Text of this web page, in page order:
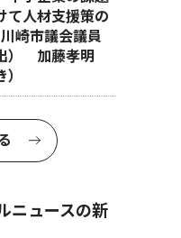
て人材支援策の
崎市議会議員
） 加藤孝明
ニュースの新